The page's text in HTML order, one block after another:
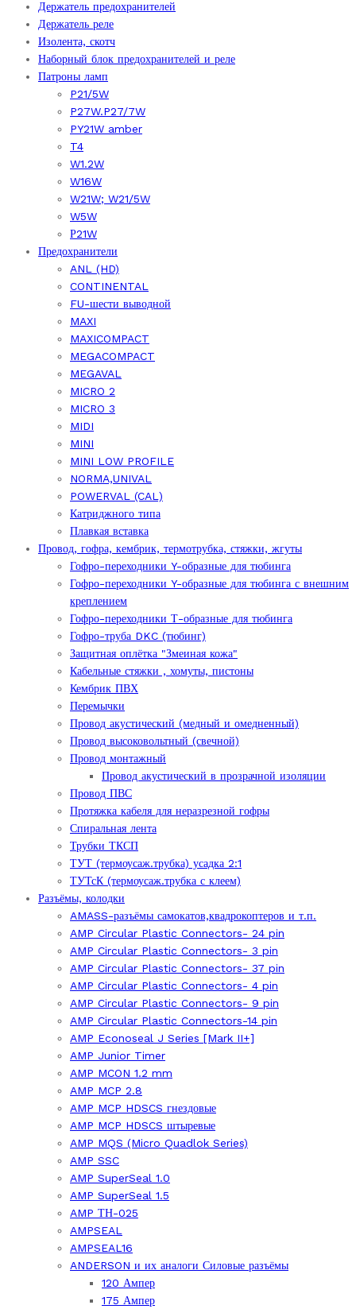
Держатель предохранителей
Держатель реле
Изолента, скотч
Наборный блок предохранителей и реле
Патроны ламп
P21/5W
P27W.P27/7W
PY21W amber
T4
W1.2W
W16W
W21W; W21/5W
W5W
Р21W
Предохранители
ANL (HD)
CONTINENTAL
FU-шести выводной
MAXI
MAXICOMPACT
MEGACOMPACT
MEGAVAL
MICRO 2
MICRO 3
MIDI
MINI
MINI LOW PROFILE
NORMA,UNIVAL
POWERVAL (CAL)
Катриджного типа
Плавкая вставка
Провод, гофра, кембрик, термотрубка, стяжки, жгуты
Гофро-переходники Y-образные для тюбинга
Гофро-переходники Y-образные для тюбинга с внешним
креплением
Гофро-переходники Т-образные для тюбинга
Гофро-труба DKC (тюбинг)
Защитная оплётка "Змеиная кожа"
Кабельные стяжки , хомуты, пистоны
Кембрик ПВХ
Перемычки
Провод акустический (медный и омедненный)
Провод высоковольтный (свечной)
Провод монтажный
Провод акустический в прозрачной изоляции
Провод ПВС
Протяжка кабеля для неразрезной гофры
Спиральная лента
Трубки ТКСП
ТУТ (термоусаж.трубка) усадка 2:1
ТУТсК (термоусаж.трубка с клеем)
Разъёмы, колодки
AMASS-разъёмы самокатов,квадрокоптеров и т.п.
AMP Circular Plastic Connectors- 24 pin
AMP Circular Plastic Connectors- 3 pin
AMP Circular Plastic Connectors- 37 pin
AMP Circular Plastic Connectors- 4 pin
AMP Circular Plastic Connectors- 9 pin
AMP Circular Plastic Connectors-14 pin
AMP Econoseal J Series [Mark II+]
AMP Junior Timer
AMP MCON 1.2 mm
AMP MCP 2.8
AMP MCP HDSCS гнездовые
AMP MCP HDSCS штыревые
AMP MQS (Micro Quadlok Series)
AMP SSC
AMP SuperSeal 1.0
AMP SuperSeal 1.5
AMP ТН-025
AMPSEAL
AMPSEAL16
ANDERSON и их аналоги Силовые разъёмы
120 Ампер
175 Ампер